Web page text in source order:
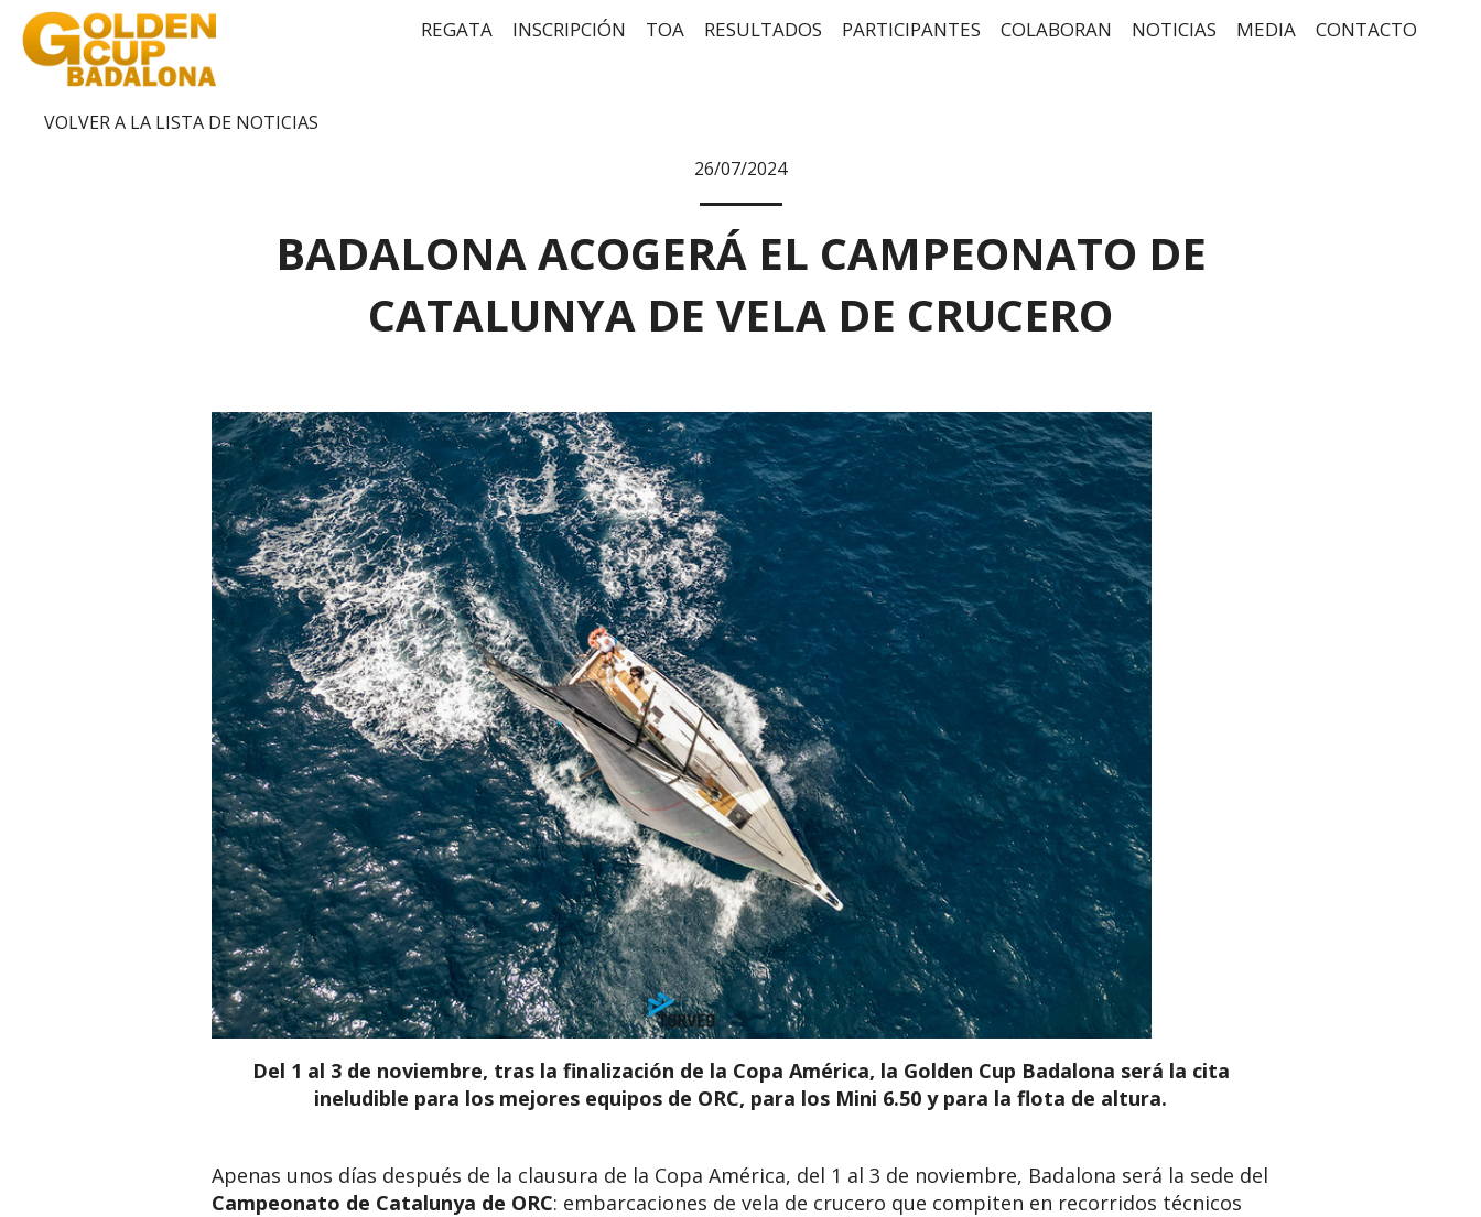
REGATA INSCRIPCIÓN TOA RESULTADOS PARTICIPANTES COLABORAN NOTICIAS MEDIA CONTACTO
VOLVER A LA LISTA DE NOTICIAS
26/07/2024
BADALONA ACOGERÁ EL CAMPEONATO DE
CATALUNYA DE VELA DE CRUCERO
Del 1 al 3 de noviembre, tras la finalización de la Copa América, la Golden Cup Badalona será la cita
ineludible para los mejores equipos de ORC, para los Mini 6.50 y para la flota de altura.
Apenas unos días después de la clausura de la Copa América, del 1 al 3 de noviembre, Badalona será la sede del
Campeonato de Catalunya de ORC: embarcaciones de vela de crucero que compiten en recorridos técnicos